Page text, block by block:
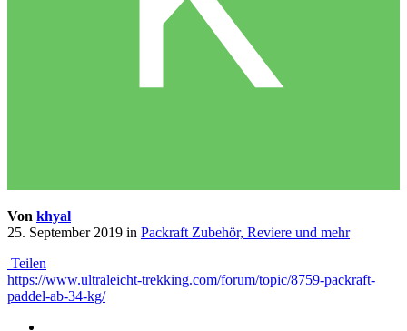
Von khyal
25. September 2019 in Packraft Zubehör, Reviere und mehr
Teilen
https://www.ultraleicht-trekking.com/forum/topic/8759-packraft-
paddel-ab-34-kg/